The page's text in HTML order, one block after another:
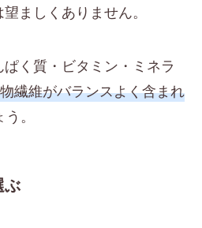
ましくありません。
く質・ビタミン・ミネラ
繊維がバランスよく含まれ
。
ぶ